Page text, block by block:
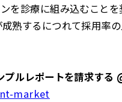
を診療に組み込むこと
熟するにつれて採用率
ルレポートを請求する
market